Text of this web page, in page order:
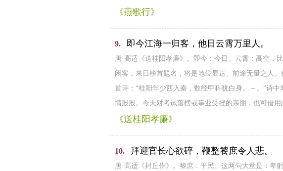
《燕歌行》
9. 即今江海一归客，他日云霄万里人。
唐·高适《送桂阳孝廉》。即今：今日。云霄：高空，
闲客，来日榜首题名，将是地位显达、前途无量之人
首诗：“桂阳年少西入秦，数经甲科犹白身。～。”诗
情殷殷。今天对考试落榜或事业受挫的亲朋，也可借用
《送桂阳孝廉》
10. 拜迎官长心欲碎，鞭整饕庶令人悲。
唐·高适《封丘作》。黎庶：平民。这两句大意是：卑